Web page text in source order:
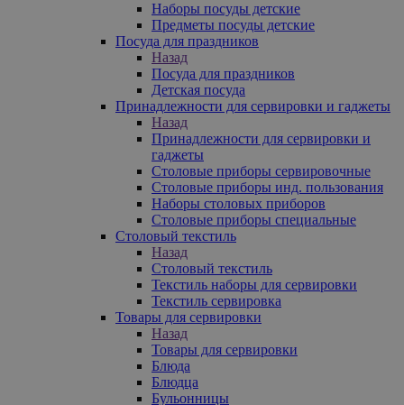
Наборы посуды детские
Предметы посуды детские
Посуда для праздников
Назад
Посуда для праздников
Детская посуда
Принадлежности для сервировки и гаджеты
Назад
Принадлежности для сервировки и
гаджеты
Столовые приборы сервировочные
Столовые приборы инд. пользования
Наборы столовых приборов
Столовые приборы специальные
Столовый текстиль
Назад
Столовый текстиль
Текстиль наборы для сервировки
Текстиль сервировка
Товары для сервировки
Назад
Товары для сервировки
Блюда
Блюдца
Бульонницы